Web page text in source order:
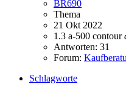
BR690
Thema
21 Okt 2022
1.3 a-500 contour
Antworten: 31
Forum:
Schlagworte